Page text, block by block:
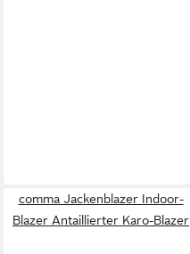
comma Jackenblazer Indoor-
Blazer Antaillierter Karo-Blazer